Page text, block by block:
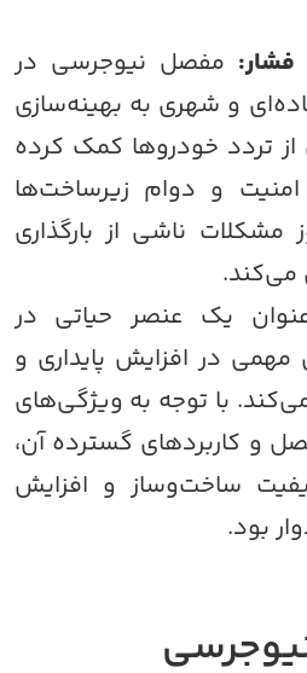
مفصل نیوجرسی در
و شهری به بهینه‌سازی
تردد خودروها کمک کرده
و دوام زیرساخت‌ها
ناشی از بارگذاری
یک عنصر حیاتی در
در افزایش پایداری و
با توجه به ویژگی‌های
و کاربردهای گسترده آن،
ساخت‌وساز و افزایش
بود.